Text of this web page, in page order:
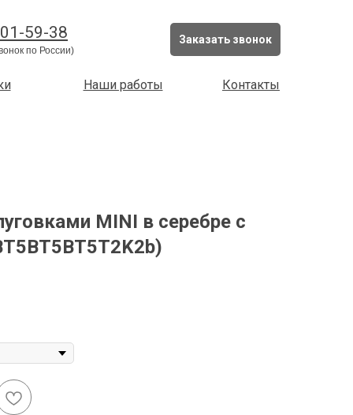
Заказать звонок
59-38
по России)
Контакты
Наши работы
MINI в серебре с